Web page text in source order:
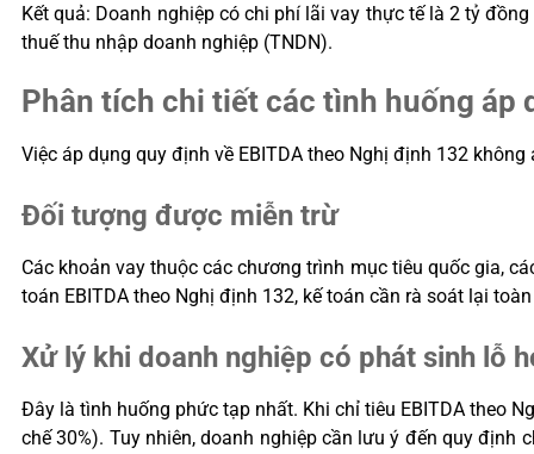
Kết quả: Doanh nghiệp có chi phí lãi vay thực tế là 2 tỷ
thuế thu nhập doanh nghiệp (TNDN).
Phân tích chi tiết các tình huống áp
Việc áp dụng quy định về EBITDA theo Nghị định 132
Đối tượng được miễn trừ
Các khoản vay thuộc các chương trình mục tiêu quốc gia,
toán EBITDA theo Nghị định 132, kế toán cần rà soát lại
Xử lý khi doanh nghiệp có phát sinh lỗ
Đây là tình huống phức tạp nhất. Khi chỉ tiêu EBITDA theo
chế 30%). Tuy nhiên, doanh nghiệp cần lưu ý đến quy